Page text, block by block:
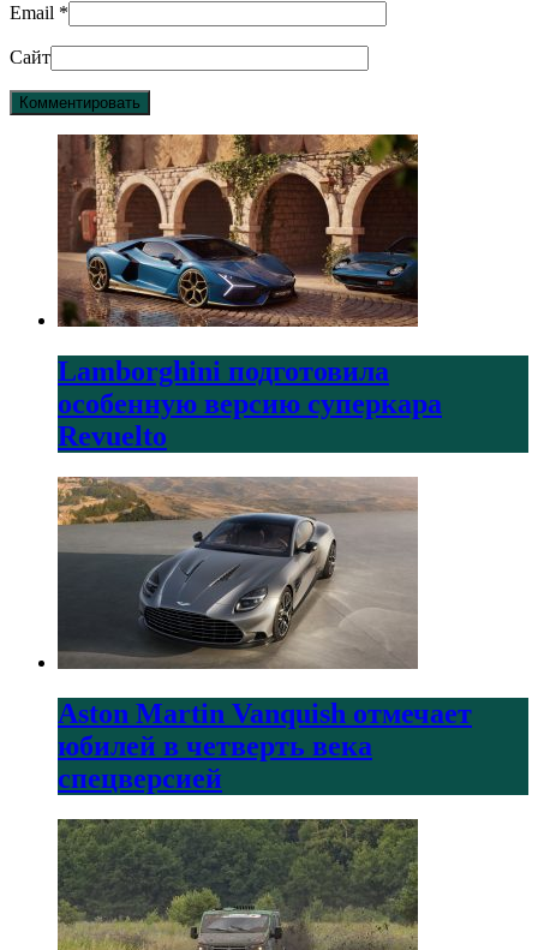
Email *
Сайт
Lamborghini подготовила
особенную версию суперкара
Revuelto
Aston Martin Vanquish отмечает
юбилей в четверть века
спецверсией